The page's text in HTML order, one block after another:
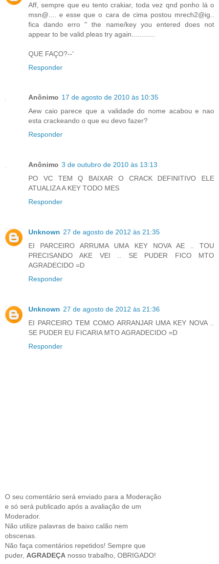
Aff, sempre que eu tento crakiar, toda vez qnd ponho lá o
msn@.... e esse que o cara de cima postou mrech2@ig..
fica dando erro " the name/key you entered does not
appear to be valid.pleas try again............
QUE FAÇO?--'
Responder
Anônimo 17 de agosto de 2010 às 10:35
Aew caio parece que a validade do nome acabou e nao
esta crackeando o que eu devo fazer?
Responder
Anônimo 3 de outubro de 2010 às 13:13
PO VC TEM Q BAIXAR O CRACK DEFINITIVO ELE
ATUALIZA A KEY TODO MES
Responder
Unknown 27 de agosto de 2012 às 21:35
EI PARCEIRO ARRUMA UMA KEY NOVA AE .. TOU
PRECISANDO AKE VEI .. SE PUDER FICO MTO
AGRADECIDO =D
Responder
Unknown 27 de agosto de 2012 às 21:36
EI PARCEIRO TEM COMO ARRANJAR UMA KEY NOVA ..
SE PUDER EU FICARIA MTO AGRADECIDO =D
Responder
O seu comentário será enviado para a Moderação
e só será publicado após a avaliação de um
Moderador.
Não utilize palavras de baixo calão nem
obscenas.
Não faça comentários repetidos! Sempre que
puder, AGRADEÇA nosso trabalho, OBRIGADO!